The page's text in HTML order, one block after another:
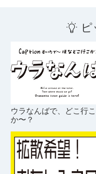
ウラなんばで、どこ行こ
か〜？